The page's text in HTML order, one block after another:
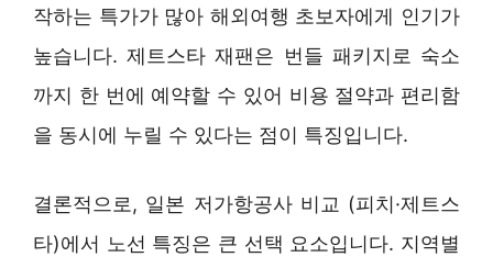
작하는 특가가 많아 해외여행 초보자에게 인기가
높습니다. 제트스타 재팬은 번들 패키지로 숙소
까지 한 번에 예약할 수 있어 비용 절약과 편리함
을 동시에 누릴 수 있다는 점이 특징입니다.
결론적으로, 일본 저가항공사 비교 (피치·제트스
타)에서 노선 특징은 큰 선택 요소입니다. 지역별